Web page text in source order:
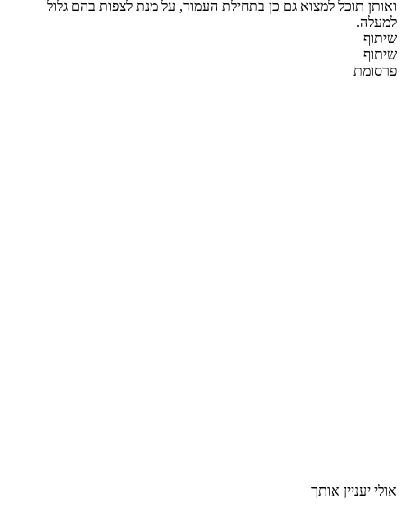
ואותן תוכל למצוא גם כן בתחילת העמוד, על מנת לצפות בהם גלול
למעלה.
שיתוף
שיתוף
פרסומת
אולי יעניין אותך